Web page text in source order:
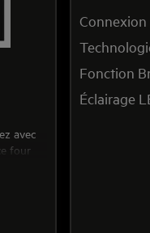
avec
four
Fonction
Éclairage